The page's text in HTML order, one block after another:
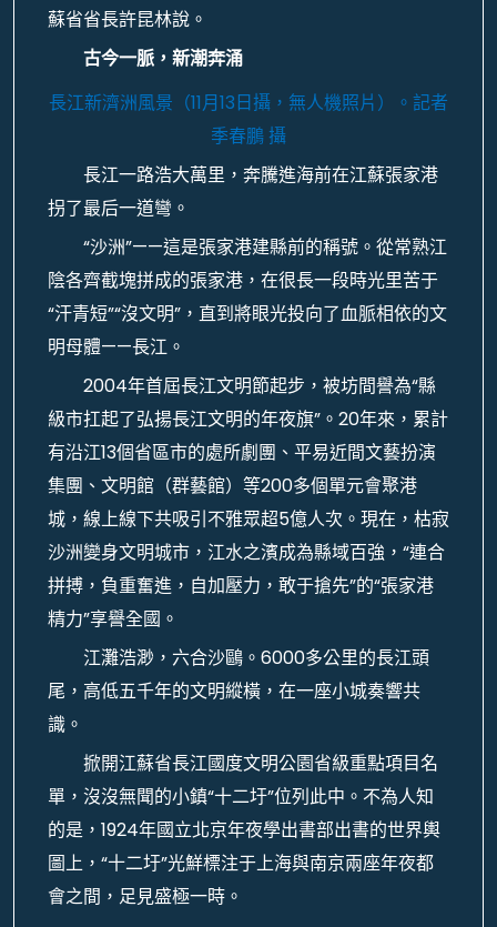
蘇省省長許昆林說。
古今一脈，新潮奔涌
長江新濟洲風景（11月13日攝，無人機照片）。 記者
季春鵬 攝
長江一路浩大萬里，奔騰進海前在江蘇張家港
拐了最后一道彎。
“沙洲”——這是張家港建縣前的稱號。從常熟江
陰各齊截塊拼成的張家港，在很長一段時光里苦于
“汗青短”“沒文明”，直到將眼光投向了血脈相依的文
明母體——長江。
2004年首屆長江文明節起步，被坊間譽為“縣
級市扛起了弘揚長江文明的年夜旗”。20年來，累計
有沿江13個省區市的處所劇團、平易近間文藝扮演
集團、文明館（群藝館）等200多個單元會聚港
城，線上線下共吸引不雅眾超5億人次。現在，枯寂
沙洲變身文明城市，江水之濱成為縣域百強，“連合
拼搏，負重奮進，自加壓力，敢于搶先”的“張家港
精力”享譽全國。
江灘浩渺，六合沙鷗。6000多公里的長江頭
尾，高低五千年的文明縱橫，在一座小城奏響共
識。
掀開江蘇省長江國度文明公園省級重點項目名
單，沒沒無聞的小鎮“十二圩”位列此中。不為人知
的是，1924年國立北京年夜學出書部出書的世界輿
圖上，“十二圩”光鮮標注于上海與南京兩座年夜都
會之間，足見盛極一時。